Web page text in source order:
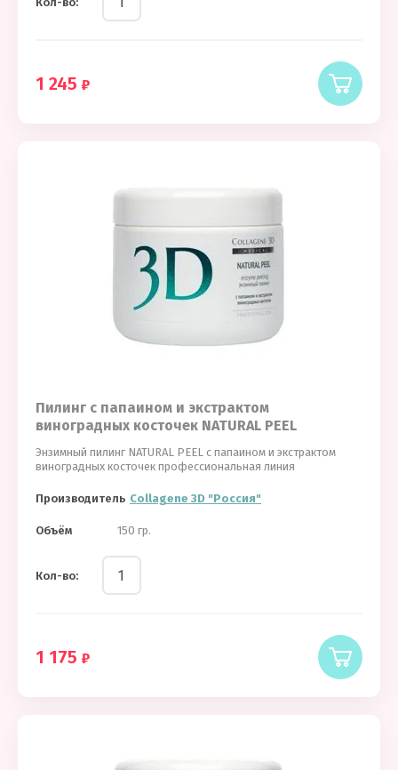
1 245
Пилинг с папаином и экстрактом
виноградных косточек NATURAL PEEL
Энзимный пилинг NATURAL PEEL с папаином и экстрактом
виноградных косточек профессиональная линия
Производитель Collagene 3D "Россия"
Объём 150 гр.
Кол-во:
1 175